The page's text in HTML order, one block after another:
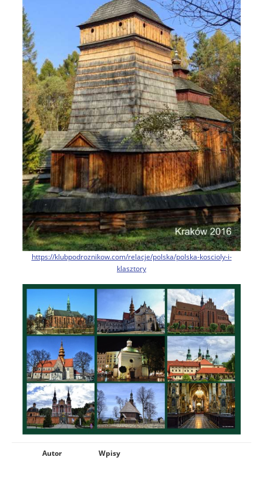
https://klubpodroznikow.com/relacje/polska/polska-koscioly-i-
klasztory
Autor Wpisy